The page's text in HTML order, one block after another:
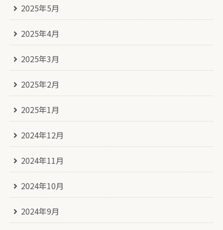
2025年5月
2025年4月
2025年3月
2025年2月
2025年1月
2024年12月
2024年11月
2024年10月
2024年9月